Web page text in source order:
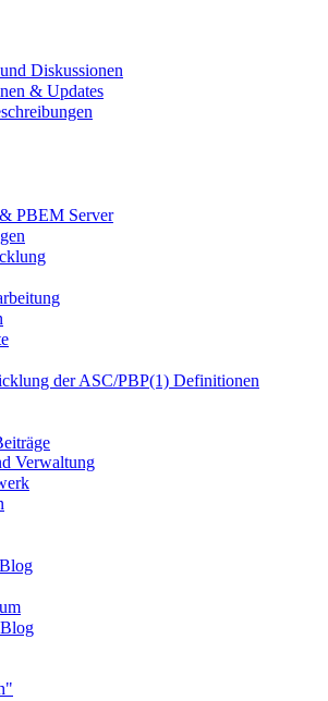
Diskussionen
& Updates
PBEM Server
der ASC/PBP(1) Definitionen
Verwaltung